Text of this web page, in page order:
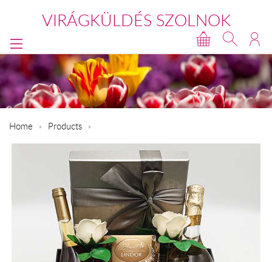
VIRÁGKÜLDÉS SZOLNOK
Home Products